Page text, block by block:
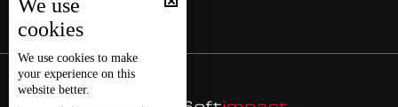
We use
cookies
We use cookies to make
your experience on this
website better.